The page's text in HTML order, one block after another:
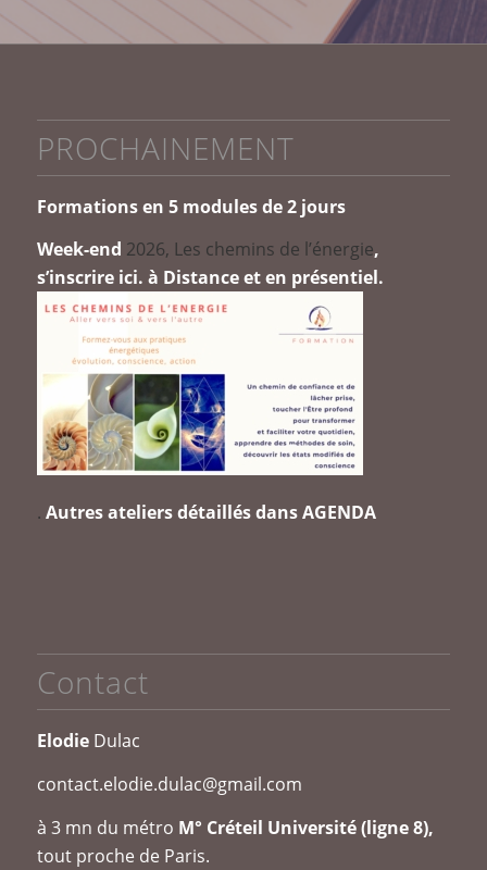
PROCHAINEMENT
Formations en 5 modules de 2 jours
Week-end 2026, Les chemins de l’énergie,
s’inscrire ici. à Distance et en présentiel.
. Autres ateliers détaillés dansAGENDA
Contact
ElodieDulac
contact.elodie.dulac@gmail.com
à 3 mn du métro M° Créteil Université (ligne 8),
tout proche de Paris.